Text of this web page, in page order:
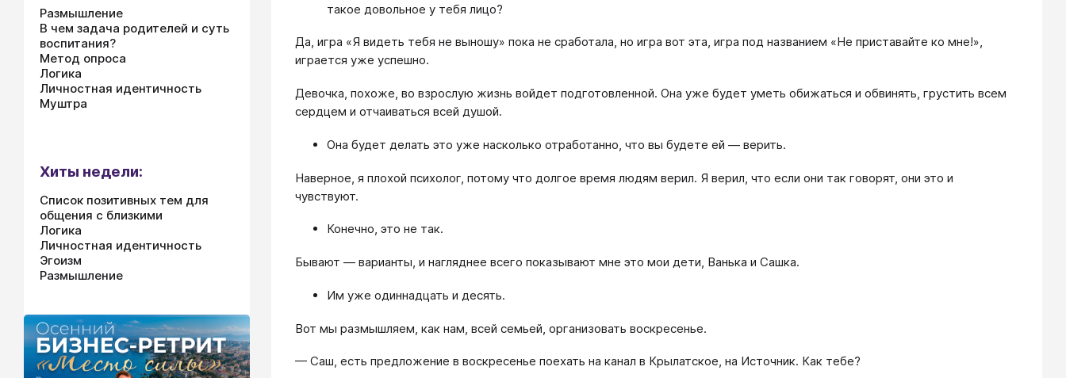
такое довольное у тебя лицо?
Да, игра «Я видеть тебя не выношу» пока не сработала, но игра вот эта, игра под названием «Не приставайте ко мне!»,
играется уже успешно.
Девочка, похоже, во взрослую жизнь войдет подготовленной. Она уже будет уметь обижаться и обвинять, грустить всем
сердцем и отчаиваться всей душой.
Она будет делать это уже насколько отработанно, что вы будете ей — верить.
Наверное, я плохой психолог, потому что долгое время людям верил. Я верил, что если они так говорят, они это и
чувствуют.
Конечно, это не так.
Бывают — варианты, и нагляднее всего показывают мне это мои дети, Ванька и Сашка.
Им уже одиннадцать и десять.
Вот мы размышляем, как нам, всей семьей, организовать воскресенье.
— Саш, есть предложение в воскресенье поехать на канал в Крылатское, на Источник. Как тебе?
Размышление
В чем задача родителей и суть
воспитания?
Метод опроса
Логика
Личностная идентичность
Муштра
Хиты недели:
Список позитивных тем для
общения с близкими
Логика
Личностная идентичность
Эгоизм
Размышление